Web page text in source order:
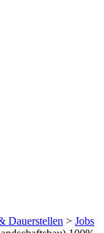
Dauerstellen > Jobs